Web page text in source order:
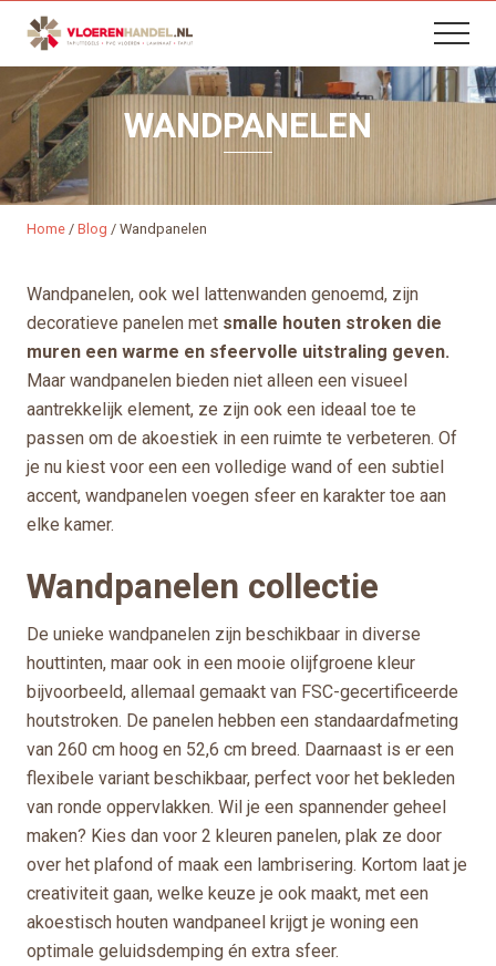
Menu
Skip
content
Skip
footer
Menu
WANDPANELEN
Home / Blog / Wandpanelen
Wandpanelen, ook wel lattenwanden genoemd, zijn
decoratieve panelen met smalle houten stroken die
muren een warme en sfeervolle uitstraling geven.
Maar wandpanelen bieden niet alleen een visueel
aantrekkelijk element, ze zijn ook een ideaal toe te
passen om de akoestiek in een ruimte te verbeteren. Of
je nu kiest voor een een volledige wand of een subtiel
accent, wandpanelen voegen sfeer en karakter toe aan
elke kamer.
Wandpanelen collectie
De unieke wandpanelen zijn beschikbaar in diverse
houttinten, maar ook in een mooie olijfgroene kleur
bijvoorbeeld, allemaal gemaakt van FSC-gecertificeerde
houtstroken. De panelen hebben een standaardafmeting
van 260 cm hoog en 52,6 cm breed. Daarnaast is er een
flexibele variant beschikbaar, perfect voor het bekleden
van ronde oppervlakken. Wil je een spannender geheel
maken? Kies dan voor 2 kleuren panelen, plak ze door
over het plafond of maak een lambrisering. Kortom laat je
creativiteit gaan, welke keuze je ook maakt, met een
akoestisch houten wandpaneel krijgt je woning een
optimale geluidsdemping én extra sfeer.